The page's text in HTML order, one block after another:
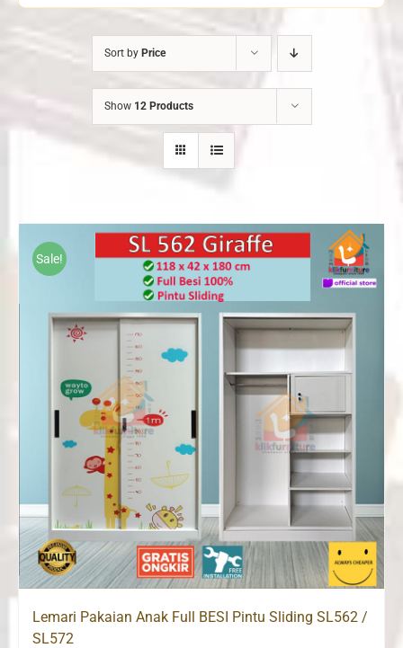
Sort by Price
Show 12 Products
Sale!
Lemari Pakaian Anak Full BESI Pintu Sliding SL562 /
SL572